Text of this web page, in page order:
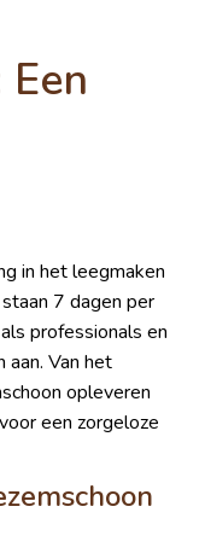
in het leegmaken
7 dagen per
professionals en
aan. Van het
opleveren
een zorgeloze